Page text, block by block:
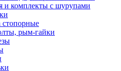
и комплекты с шурупами
стопорные
рым-гайки